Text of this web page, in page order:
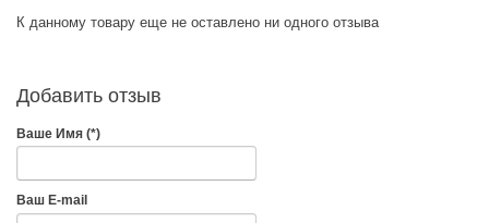
К данному товару еще не оставлено ни одного отзыва
Добавить отзыв
Ваше Имя (*)
Ваш E-mail